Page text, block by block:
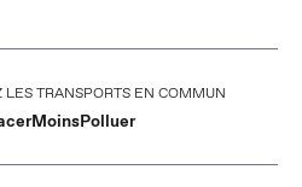
LA MARCHE OU LE VÉLO